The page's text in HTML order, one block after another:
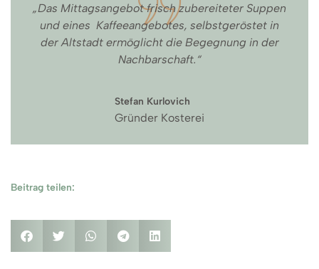
„Das Mittagsangebot frisch zubereiteter Suppen
und eines Kaffeeangebotes, selbstgeröstet in
der Altstadt ermöglicht die Begegnung in der
Nachbarschaft.“
Stefan Kurlovich
Gründer Kosterei
Beitrag teilen: